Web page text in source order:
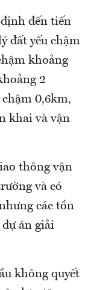
đến tiến
đất yếu chậm
khoảng
2
0,6km,
khai và vận
thông vận
và có
các tồn
án giải
không quyết